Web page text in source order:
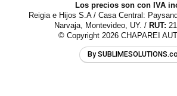
Los precios son con IVA
Reigia e Hijos S.A / Casa Central:
Narvaja, Montevideo, UY. / RUT:
© Copyright 2026 CHAPAREI
By